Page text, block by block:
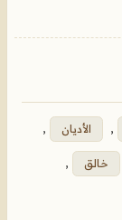
, الأديان ,
خالق ,